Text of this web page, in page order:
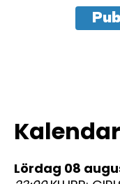
lördag 08